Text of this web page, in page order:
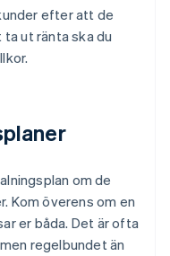
efter att de
ta ut ränta ska du
om de
Kom överens om en
er båda. Det är ofta
regelbundet än